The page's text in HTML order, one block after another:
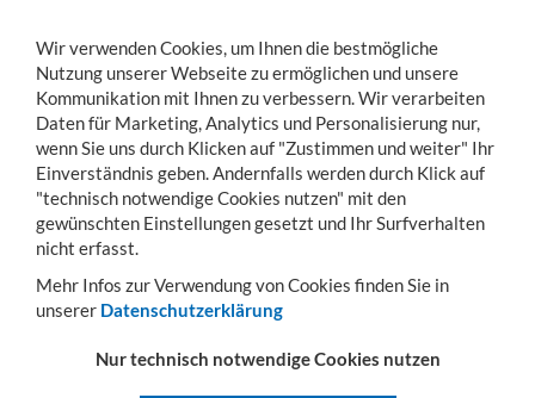
Toggle
navigation
MENÜ KONTO WARENKORB
Sie sind hier: Betriebseinrichtung Regale
ZUSATZBODEN VERZINKT | 250
Wir verwenden Cookies, um Ihnen die bestmögliche
Nutzung unserer Webseite zu ermöglichen und unsere
Kommunikation mit Ihnen zu verbessern. Wir verarbeiten
Daten für Marketing, Analytics und Personalisierung nur,
wenn Sie uns durch Klicken auf "Zustimmen und weiter" Ihr
Einverständnis geben. Andernfalls werden durch Klick auf
"technisch notwendige Cookies nutzen" mit den
gewünschten Einstellungen gesetzt und Ihr Surfverhalten
nicht erfasst.
Mehr Infos zur Verwendung von Cookies finden Sie in
unserer Datenschutzerklärung
Nur technisch notwendige Cookies nutzen